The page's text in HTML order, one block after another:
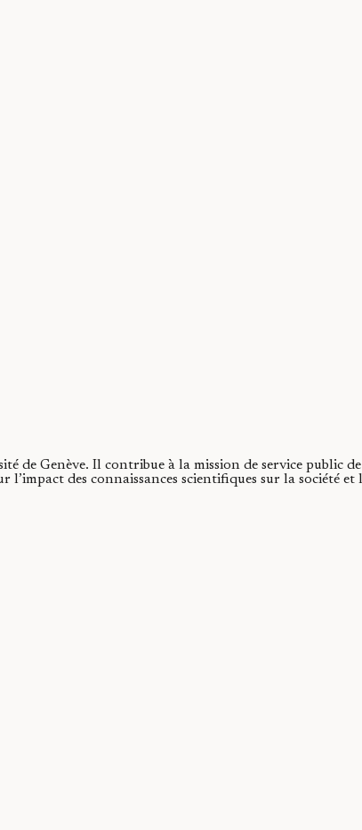
de Genève. Il contribue à la mission de service public
des connaissances scientifiques sur la société et